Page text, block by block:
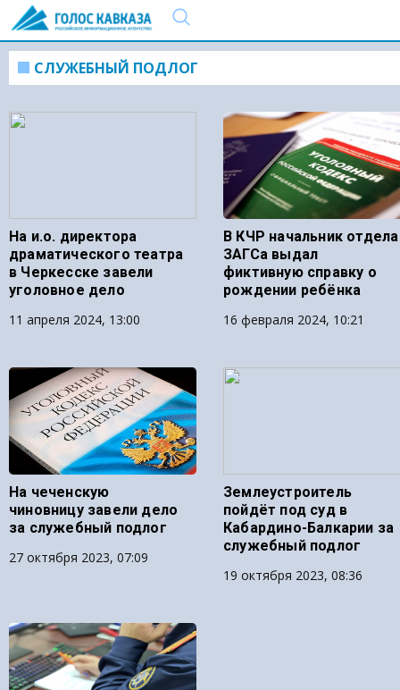
СЛУЖЕБНЫЙ ПОДЛОГ
На и.о. директора
драматического театра
в Черкесске завели
уголовное дело
11 апреля 2024, 13:00
В КЧР начальник отдела
ЗАГСа выдал
фиктивную справку о
рождении ребёнка
16 февраля 2024, 10:21
На чеченскую
чиновницу завели дело
за служебный подлог
27 октября 2023, 07:09
Землеустроитель
пойдёт под суд в
Кабардино-Балкарии за
служебный подлог
19 октября 2023, 08:36